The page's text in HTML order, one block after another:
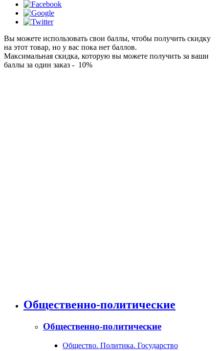
Вы можете использовать свои баллы, чтобы получить скидку
на этот товар, но у вас пока нет баллов.
Максимальная скидка, которую вы можете получить за ваши
баллы за один заказ - 10%
Общественно-политические
Общественно-политические
Общество. Политика. Государство